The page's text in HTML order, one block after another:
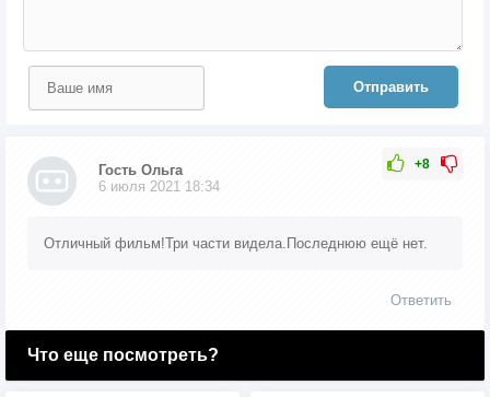
Отправить
+8
Гость Ольга
6 июля 2021 18:34
Отличный фильм!Три части видела.Последнюю ещё нет.
Ответить
Что еще посмотреть?